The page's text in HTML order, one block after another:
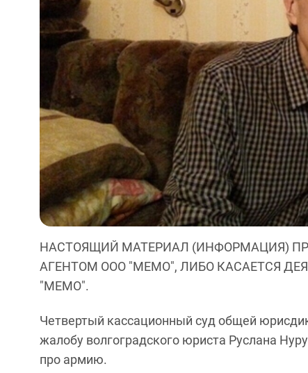
НАСТОЯЩИЙ МАТЕРИАЛ (ИНФОРМАЦИЯ)
АГЕНТОМ ООО "МЕМО", ЛИБО КАСАЕТСЯ
"МЕМО".
Четвертый кассационный суд общей
жалобу волгоградского юриста Руслана
про армию.